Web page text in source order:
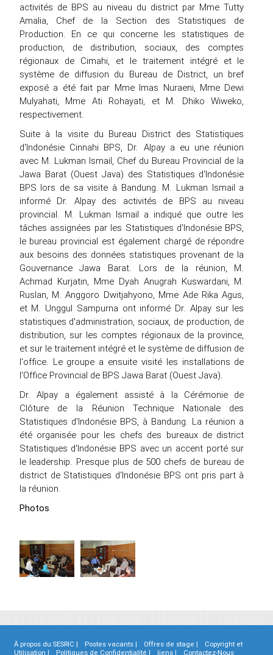
activités de BPS au niveau du district par Mme Tutty
Amalia, Chef de la Section des Statistiques de
Production. En ce qui concerne les statistiques de
production, de distribution, sociaux, des comptes
régionaux de Cimahi, et le traitement intégré et le
système de diffusion du Bureau de District, un bref
exposé a été fait par Mme Imas Nuraeni, Mme Dewi
Mulyahati, Mme Ati Rohayati, et M. Dhiko Wiweko,
respectivement.
Suite à la visite du Bureau District des Statistiques
d'Indonésie Cinnahi BPS, Dr. Alpay a eu une réunion
avec M. Lukman Ismail, Chef du Bureau Provincial de la
Jawa Barat (Ouest Java) des Statistiques d'Indonésie
BPS lors de sa visite à Bandung. M. Lukman Ismail a
informé Dr. Alpay des activités de BPS au niveau
provincial. M. Lukman Ismail a indiqué que outre les
tâches assignées par les Statistiques d'Indonésie BPS,
le bureau provincial est également chargé de répondre
aux besoins des données statistiques provenant de la
Gouvernance Jawa Barat. Lors de la réunion, M.
Achmad Kurjatin, Mme Dyah Anugrah Kuswardani, M.
Ruslan, M. Anggoro Dwitjahyono, Mme Ade Rika Agus,
et M. Unggul Sampurna ont informé Dr. Alpay sur les
statistiques d'administration, sociaux, de production, de
distribution, sur les comptes régionaux de la province,
et sur le traitement intégré et le système de diffusion de
l'office. Le groupe a ensuite visité les installations de
l'Office Provincial de BPS Jawa Barat (Ouest Java).
Dr. Alpay a également assisté à la Cérémonie de
Clôture de la Réunion Technique Nationale des
Statistiques d'Indonésie BPS, à Bandung. La réunion a
été organisée pour les chefs des bureaux de district
Statistiques d'Indonésie BPS avec un accent porté sur
le leadership. Presque plus de 500 chefs de bureau de
district de Statistiques d'Indonésie BPS ont pris part à
la réunion.
Photos
À propos du SESRIC | Postes vacants | Offres de stage |
Copyright et
Utilisation |
Politiques de Confidentialité | liens | Contactez-Nous